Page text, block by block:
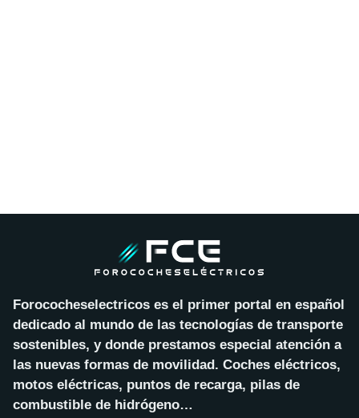
Forococheselectricos es el primer portal en español
dedicado al mundo de las tecnologías de transporte
sostenibles, y donde prestamos especial atención a
las nuevas formas de movilidad. Coches eléctricos,
motos eléctricas, puntos de recarga, pilas de
combustible de hidrógeno…